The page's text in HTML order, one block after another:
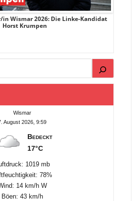
Wismar 2026: Die Linke-Kandidat
Horst Krumpen
Wismar
August 2026, 9:59
Bedeckt
17°C
1019 mb
78%
14 km/h W
Böen: 43 km/h